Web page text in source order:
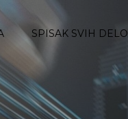
SPISAK SVIH